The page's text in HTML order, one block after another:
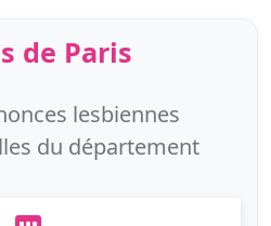
de Paris
lesbiennes
du département